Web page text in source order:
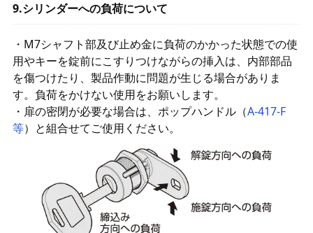
9.シリンダーへの負荷について
・M7シャフト部及び止め金に負荷のかかった状態での使
用やキーを錠前にこすりつけながらの挿入は、内部部品
を傷つけたり、製品作動に問題が生じる場合がありま
す。負荷をかけない使用をお願いします。
・扉の密閉が必要な場合は、ポップハンドル（A-417-F
等）と組合せてご使用ください。